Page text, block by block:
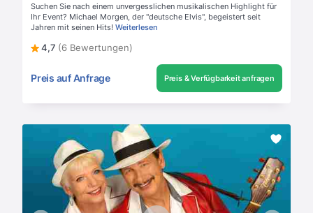
Suchen Sie nach einem unvergesslichen musikalischen Highlight für
Ihr Event? Michael Morgen, der "deutsche Elvis", begeistert seit
Jahren mit seinen Hits! Weiterlesen
4,7 (6 Bewertungen)
Preis auf Anfrage Preis & Verfügbarkeit anfragen